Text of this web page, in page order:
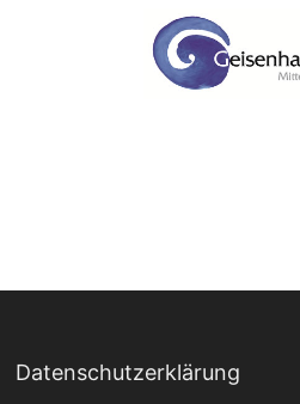
Datenschutzerklärung